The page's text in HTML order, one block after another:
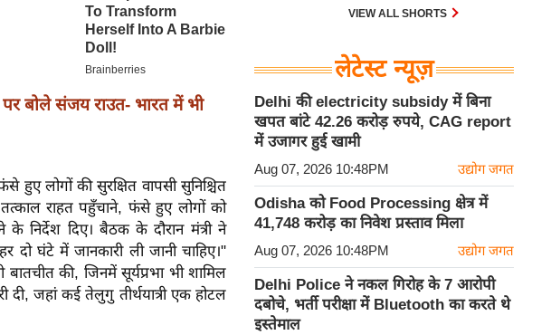
बोले संजय राउत- भारत में भी
हुए लोगों की सुरक्षित वापसी सुनिश्चित
राहत पहुँचाने, फंसे हुए लोगों को
निर्देश दिए। बैठक के दौरान मंत्री ने
घंटे में जानकारी ली जानी चाहिए।"
की, जिनमें सूर्यप्रभा भी शामिल
दी, जहां कई तेलुगु तीर्थयात्री एक होटल
स्थिति बनी।VIEW ALL SHORTS
लेटेस्ट न्यूज़
Delhi की electricity subsidy में बिना
खपत बांटे 42.26 करोड़ रुपये, CAG report
में उजागर हुई खामी
Aug 07, 2026 10:48PM उद्योग जगत
Odisha को Food Processing क्षेत्र में
41,748 करोड़ का निवेश प्रस्ताव मिला
Aug 07, 2026 10:48PM उद्योग जगत
Delhi Police ने नकल गिरोह के 7 आरोपी
दबोचे, भर्ती परीक्षा में Bluetooth का करते थे
इस्तेमाल